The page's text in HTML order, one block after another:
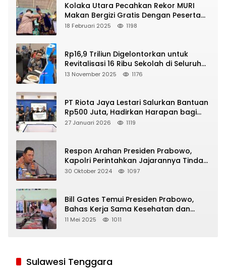
Kolaka Utara Pecahkan Rekor MURI
Makan Bergizi Gratis Dengan Peserta
Terbanyak
18 Februari 2025 1198
Rp16,9 Triliun Digelontorkan untuk
Revitalisasi 16 Ribu Sekolah di Seluruh
Indonesia
13 November 2025 1176
PT Riota Jaya Lestari Salurkan Bantuan
Rp500 Juta, Hadirkan Harapan bagi
Korban Bencana di Sumatera
27 Januari 2026 1119
Respon Arahan Presiden Prabowo,
Kapolri Perintahkan Jajarannya Tindak
Tegas Pelaku Judi Online
30 Oktober 2024 1097
Bill Gates Temui Presiden Prabowo,
Bahas Kerja Sama Kesehatan dan
Program Makan Bergizi Gratis
11 Mei 2025 1011
Sulawesi Tenggara